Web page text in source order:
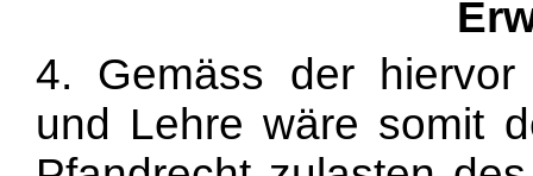
4. Gemäss der hiervor
und Lehre wäre somit